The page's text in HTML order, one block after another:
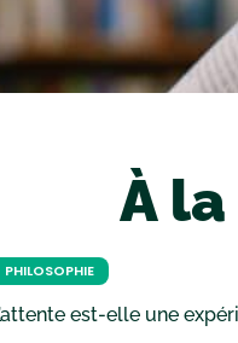
À
PHILOSOPHIE
est-elle une